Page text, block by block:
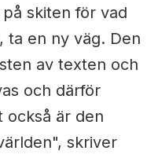
skiten för vad
ta en ny väg. Den
av texten och
och därför
också är den
skriver